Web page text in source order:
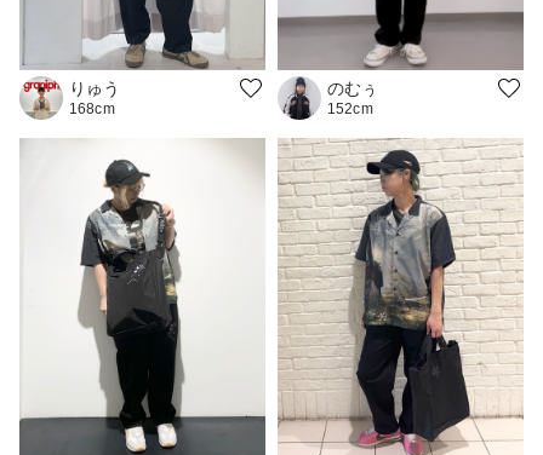
りゅう
168cm
のむぅ
152cm